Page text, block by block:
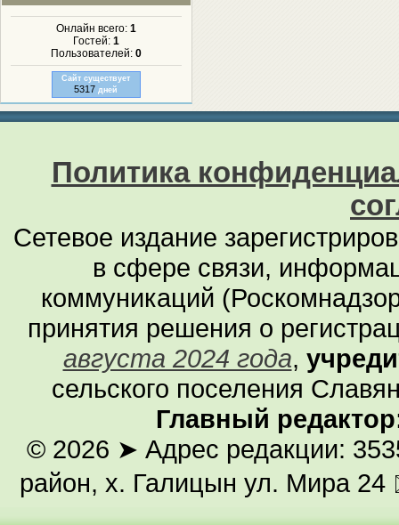
Онлайн всего: 1
Гостей: 1
Пользователей: 0
Сайт существует
5317 дней
Политика
Сетевое издание
в сфере связи,
коммуникаций
принятия решения о
августа 2024 года,
сельского поселения
Главный
© 2026 ➤ Адрес редакции:
район, х. Галицын ул. Мира